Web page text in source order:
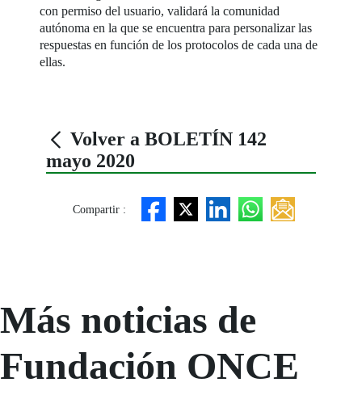
con permiso del usuario, validará la comunidad
autónoma en la que se encuentra para personalizar las
respuestas en función de los protocolos de cada una de
ellas.
Volver a BOLETÍN 142
mayo 2020
Compartir :
Más noticias de
Fundación ONCE